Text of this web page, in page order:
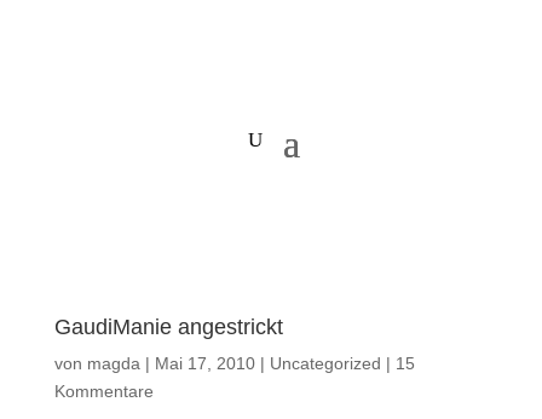
GaudiManie angestrickt
von magda | Mai 17, 2010| Uncategorized | 15
Kommentare